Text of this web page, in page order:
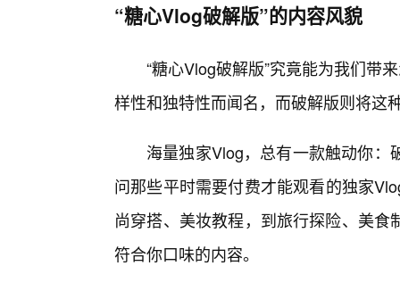
“糖心Vlog破解版”的内容风貌
“糖心Vlog破解版”究竟能为我们带
样性和独特性而闻名，而破解版则将这
海量独家Vlog，总有一款触动你
问那些平时需要付费才能观看的独家
尚穿搭、美妆教程，到旅行探险、美
符合你口味的内容。